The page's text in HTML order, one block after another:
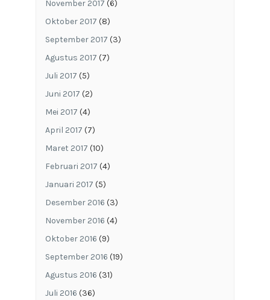
November 2017 (6)
Oktober 2017 (8)
September 2017 (3)
Agustus 2017 (7)
Juli 2017 (5)
Juni 2017 (2)
Mei 2017 (4)
April 2017 (7)
Maret 2017 (10)
Februari 2017 (4)
Januari 2017 (5)
Desember 2016 (3)
November 2016 (4)
Oktober 2016 (9)
September 2016 (19)
Agustus 2016 (31)
Juli 2016 (36)